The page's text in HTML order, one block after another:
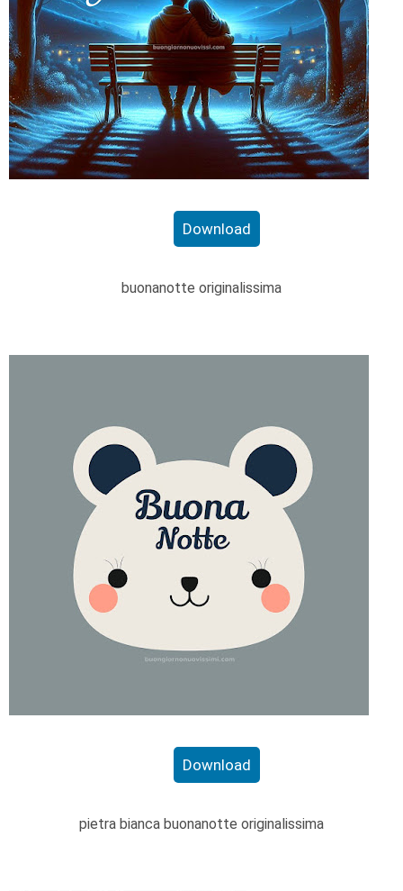
Download
buonanotte originalissima
Download
pietra bianca buonanotte originalissima